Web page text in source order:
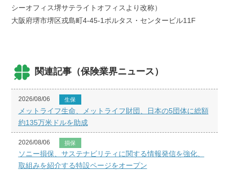
シーオフィス堺サテライトオフィスより改称）
大阪府堺市堺区戎島町4-45-1ポルタス・センタービル11F
関連記事（保険業界ニュース）
2026/08/06 生保
メットライフ生命、メットライフ財団、日本の5団体に総額
約135万米ドルを助成
2026/08/06 損保
ソニー損保、サステナビリティに関する情報発信を強化、
取組みを紹介する特設ページをオープン